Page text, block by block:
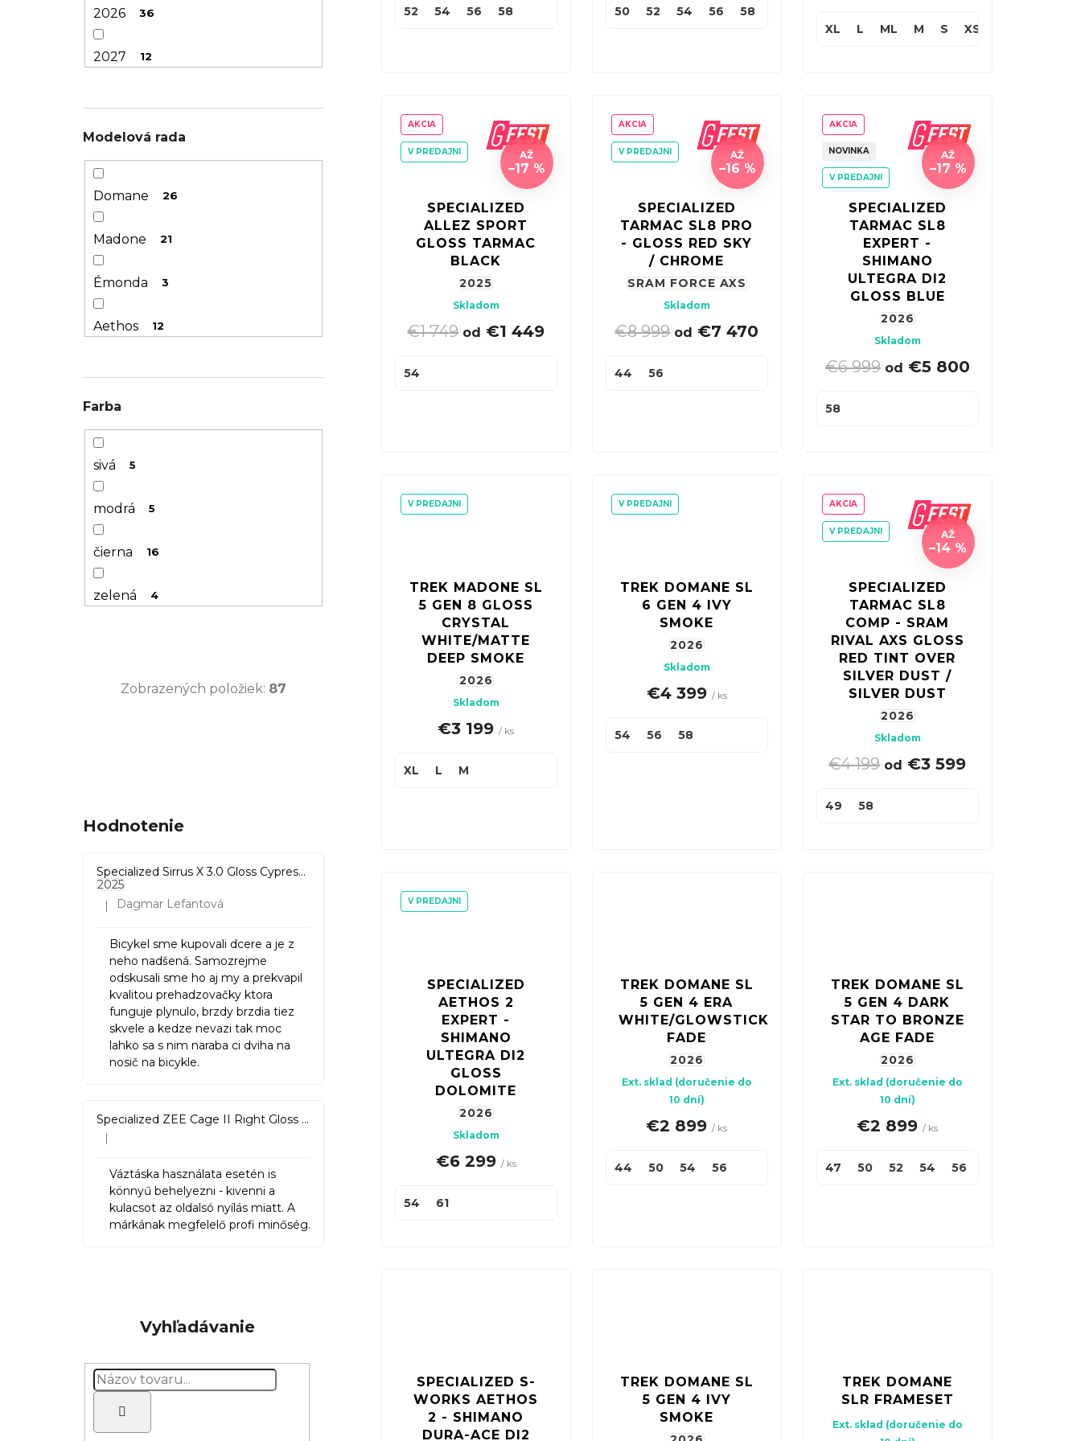
49
50
54 64
56
58
60
62
2026 36
2027 12
Modelová rada
Domane 26
Madone 21
Émonda 3
Aethos 12
Roubaix
Tarmac
Speed Concept
Farba
sivá 5
modrá 5
čierna 16
zelená 4
červená
levanduľová 2
krémová 3
Multi 1
Zobrazených položiek: 87
Hodnotenie
Specialized Sirrus X 3.0 Gloss Cypress / Cool Grey Reflective
2025
Hodnotenie produktu je 5 z 5 hviezdičiek.
Dagmar Lefantová
Bicykel sme kupovali dcere a je z
neho nadšená. Samozrejme
odskusali sme ho aj my a prekvapil
kvalitou prehadzovačky ktora
funguje plynulo, brzdy brzdia tiez
skvele a kedze nevazi tak moc
lahko sa s nim naraba ci dviha na
nosič na bicykle.
Specialized ZEE Cage II Right Gloss Black
Hodnotenie produktu je 5 z 5 hviezdičiek.
Váztáska használata esetén is
könnyű behelyezni - kivenni a
kulacsot az oldalsó nyílás miatt. A
márkának megfelelő profi minőség.
Vyhľadávanie
52 54 56 58 50 52 54 56 58
XL L ML M S XS
AKCIA
V PREDAJNI AŽ
–17 %
SPECIALIZED
ALLEZ SPORT
GLOSS TARMAC
BLACK
2025
Skladom
€1 749| od €1 449
54
AKCIA
V PREDAJNI AŽ
–16 %
SPECIALIZED
TARMAC SL8 PRO
- GLOSS RED SKY
/ CHROME
SRAM FORCE AXS
Skladom
€8 999| od €7 470
44 56
AKCIA
NOVINKA
V PREDAJNI
AŽ
–17 %
SPECIALIZED
TARMAC SL8
EXPERT -
SHIMANO
ULTEGRA DI2
GLOSS BLUE
2026
Skladom
€6 999| od €5 800
58
V PREDAJNI
TREK MADONE SL
5 GEN 8 GLOSS
CRYSTAL
WHITE/MATTE
DEEP SMOKE
2026
Skladom
€3 199/ ks
XL L M
V PREDAJNI
TREK DOMANE SL
6 GEN 4 IVY
SMOKE
2026
Skladom
€4 399 / ks
54 56 58
AKCIA
V PREDAJNI AŽ
–14 %
SPECIALIZED
TARMAC SL8
COMP - SRAM
RIVAL AXS GLOSS
RED TINT OVER
SILVER DUST /
SILVER DUST
2026
Skladom
€4 199| od €3 599
49 58
V PREDAJNI
SPECIALIZED
AETHOS 2
EXPERT -
SHIMANO
ULTEGRA DI2
GLOSS
DOLOMITE
2026
Skladom
€6 299 / ks
54 61
TREK DOMANE SL
5 GEN 4 ERA
WHITE/GLOWSTICK/CORAL
FADE
2026
Ext. sklad (doručenie do
10 dní)
€2 899/ ks
44 50 54 56
TREK DOMANE SL
5 GEN 4 DARK
STAR TO BRONZE
AGE FADE
2026
Ext. sklad (doručenie do
10 dní)
€2 899/ ks
47 50 52 54 56
SPECIALIZED S-
WORKS AETHOS
2 - SHIMANO
DURA-ACE DI2
TREK DOMANE SL
5 GEN 4 IVY
SMOKE
TREK DOMANE
SLR FRAMESET
Ext. sklad (doručenie do